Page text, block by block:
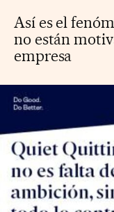
Así es el
no están
empresa